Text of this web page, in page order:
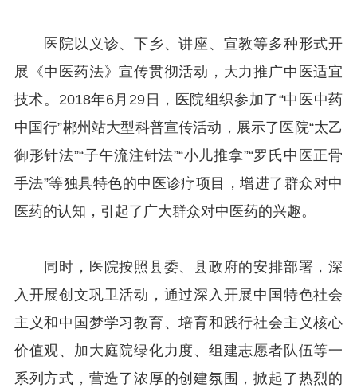
医院以义诊、下乡、讲座、宣教等多种形式开
展《中医药法》宣传贯彻活动，大力推广中医适宜
技术。2018年6月29日，医院组织参加了“中医中药
中国行”郴州站大型科普宣传活动，展示了医院“太乙
御形针法”“子午流注针法”“小儿推拿”“罗氏中医正骨
手法”等独具特色的中医诊疗项目，增进了群众对中
医药的认知，引起了广大群众对中医药的兴趣。
同时，医院按照县委、县政府的安排部署，深
入开展创文巩卫活动，通过深入开展中国特色社会
主义和中国梦学习教育、培育和践行社会主义核心
价值观、加大庭院绿化力度、组建志愿者队伍等一
系列方式，营造了浓厚的创建氛围，掀起了热烈的